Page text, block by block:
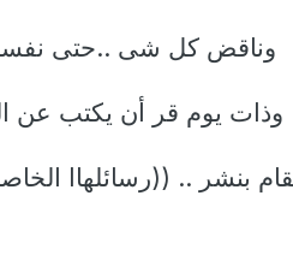
وناقض كل شى ..حتى
وذات يوم قر أن يكتب عن
بنشر .. ((رسائلهاا